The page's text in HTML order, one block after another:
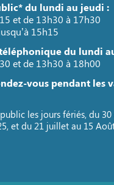
du lundi au jeudi :
et de 13h30 à 17h30
15h15
du lundi
et de 13h30 à 18h00
vous pendant les
les jours fériés, du
et du 21 juillet au 15